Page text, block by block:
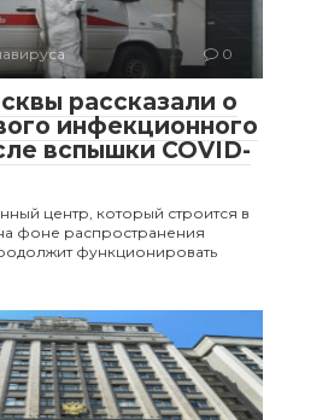
0
рассказали о
инфекционного
вспышки COVID-
центр, который строится в
фоне распространения
функционировать